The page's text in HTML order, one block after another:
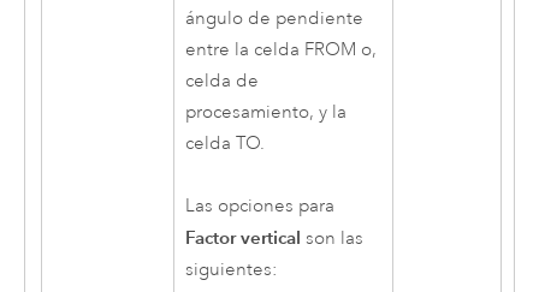
ángulo de pendiente
entre la celda FROM o,
celda de
procesamiento, y la
celda TO.
Las opciones para
Factor vertical son las
siguientes: